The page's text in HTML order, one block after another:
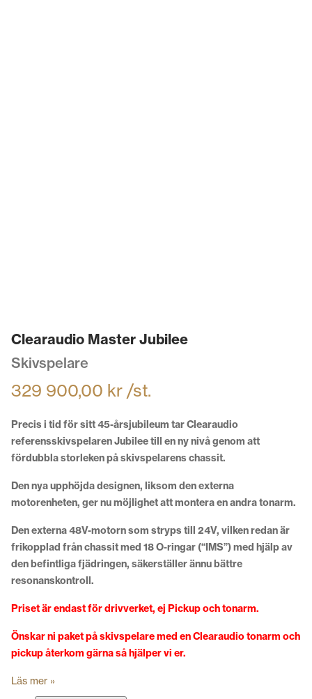
Clearaudio Master Jubilee
Skivspelare
329 900,00 kr /st.
Precis i tid för sitt 45-årsjubileum tar Clearaudio
referensskivspelaren Jubilee till en ny nivå genom att
fördubbla storleken på skivspelarens chassit.
Den nya upphöjda designen, liksom den externa
motorenheten, ger nu möjlighet att montera en andra tonarm.
Den externa 48V-motorn som stryps till 24V, vilken redan är
frikopplad från chassit med 18 O-ringar (“IMS”) med hjälp av
den befintliga fjädringen, säkerställer ännu bättre
resonanskontroll.
Priset är endast för drivverket, ej Pickup och tonarm.
Önskar ni paket på skivspelare med en Clearaudio tonarm och
pickup återkom gärna så hjälper vi er.
Läs mer »